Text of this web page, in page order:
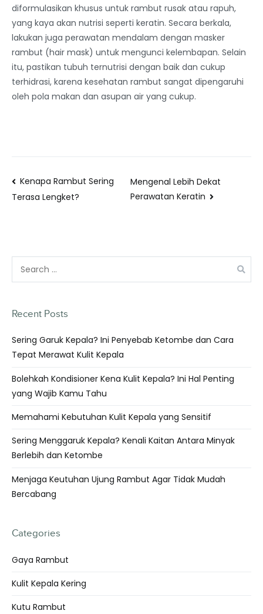
diformulasikan khusus untuk rambut rusak atau rapuh,
yang kaya akan nutrisi seperti keratin. Secara berkala,
lakukan juga perawatan mendalam dengan masker
rambut (hair mask) untuk mengunci kelembapan. Selain
itu, pastikan tubuh ternutrisi dengan baik dan cukup
terhidrasi, karena kesehatan rambut sangat dipengaruhi
oleh pola makan dan asupan air yang cukup.
Kenapa Rambut Sering
Terasa Lengket?
Mengenal Lebih Dekat
Perawatan Keratin
Recent Posts
Sering Garuk Kepala? Ini Penyebab Ketombe dan Cara
Tepat Merawat Kulit Kepala
Bolehkah Kondisioner Kena Kulit Kepala? Ini Hal Penting
yang Wajib Kamu Tahu
Memahami Kebutuhan Kulit Kepala yang Sensitif
Sering Menggaruk Kepala? Kenali Kaitan Antara Minyak
Berlebih dan Ketombe
Menjaga Keutuhan Ujung Rambut Agar Tidak Mudah
Bercabang
Categories
Gaya Rambut
Kulit Kepala Kering
Kutu Rambut